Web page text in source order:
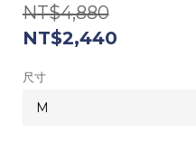
NT$4,880
NT$2,440
尺寸